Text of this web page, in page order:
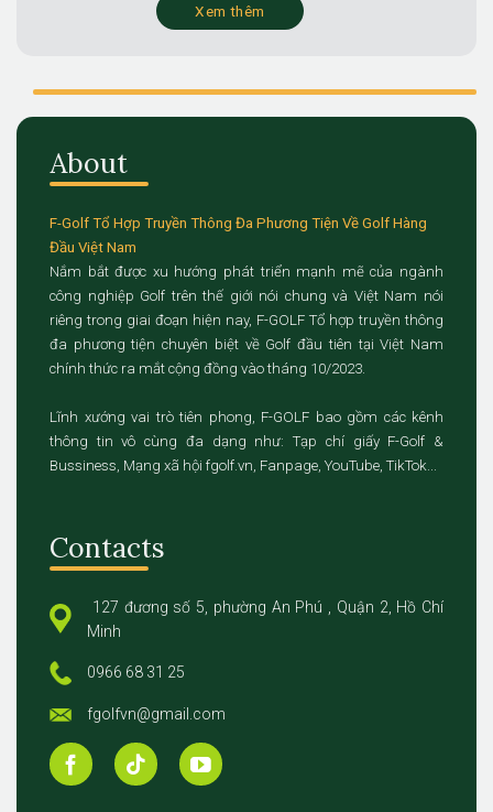
Xem thêm
About
F-Golf Tổ Hợp Truyền Thông Đa Phương Tiện Về Golf Hàng
Đầu Việt Nam
Nắm bắt được xu hướng phát triển mạnh mẽ của ngành
công nghiệp Golf trên thế giới nói chung và Việt Nam nói
riêng trong giai đoạn hiện nay, F-GOLF Tổ hợp truyền thông
đa phương tiện chuyên biệt về Golf đầu tiên tại Việt Nam
chính thức ra mắt cộng đồng vào tháng 10/2023.
Lĩnh xướng vai trò tiên phong, F-GOLF bao gồm các kênh
thông tin vô cùng đa dạng như: Tạp chí giấy F-Golf &
Bussiness, Mạng xã hội fgolf.vn, Fanpage, YouTube, TikTok...
Contacts
127 đương số 5, phường An Phú , Quận 2, Hồ Chí
Minh
0966 68 31 25
fgolfvn@gmail.com